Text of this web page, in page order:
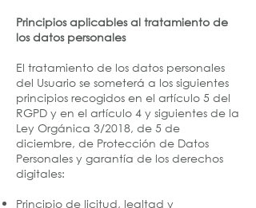
Principios aplicables al tratamiento de
los datos personales
El tratamiento de los datos personales
del Usuario se someterá a los siguientes
principios recogidos en el artículo 5 del
RGPD y en el artículo 4 y siguientes de la
Ley Orgánica 3/2018, de 5 de
diciembre, de Protección de Datos
Personales y garantía de los derechos
digitales:
Principio de licitud, lealtad y